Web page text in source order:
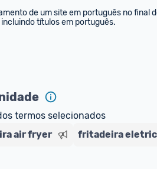
de um site em português no final
títulos em português.
termos selecionados
air fryer fritadeira